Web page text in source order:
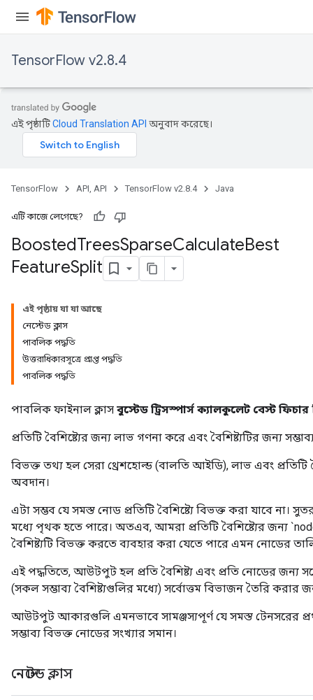
TensorFlow v2.8.4
এই পৃষ্ঠাটিCloud Translation API অনুবাদ করেছে।
TensorFlow API, API TensorFlow v2.8.4 Java
এটি কাজে লেগেছে?
BoostedTreesSparseCalculateBest
FeatureSplit
এই পৃষ্ঠায় যা যা আছে
নেস্টেড ক্লাস
পাবলিক পদ্ধতি
উত্তরাধিকারসূত্রে প্রাপ্ত পদ্ধতি
পাবলিক পদ্ধতি
পাবলিক ফাইনাল ক্লাস বুস্টেড ট্রিসস্পার্স ক্যালকুলেট বেস্ট ফিচার
প্রতিটি বৈশিষ্ট্যের জন্য লাভ গণনা করে এবং বৈশিষ্ট্যটির জন্য
বিভক্ত তথ্য হল সেরা থ্রেশহোল্ড (বালতি আইডি), লাভ এবং
অবদান।
এটা সম্ভব যে সমস্ত নোড প্রতিটি বৈশিষ্ট্যে বিভক্ত করা যাবে না।
মধ্যে পৃথক হতে পারে। অতএব, আমরা প্রতিটি বৈশিষ্ট্যের জন্য
বৈশিষ্ট্যটি বিভক্ত করতে ব্যবহার করা যেতে পারে এমন নোডের
এই পদ্ধতিতে, আউটপুট হল প্রতি বৈশিষ্ট্য এবং প্রতি নোডের জন্য
(সকল সম্ভাব্য বৈশিষ্ট্যগুলির মধ্যে) সর্বোত্তম বিভাজন তৈরি
আউটপুট আকারগুলি এমনভাবে সামঞ্জস্যপূর্ণ যে সমস্ত টেনসরের
সম্ভাব্য বিভক্ত নোডের সংখ্যার সমান।
নেস্টেড ক্লাস